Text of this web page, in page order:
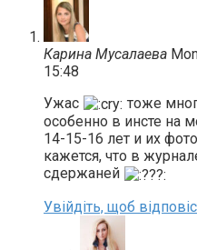
Карина Мусалаева
15:48
Ужас
тоже
особенно в инсте на
14-15-16 лет и их
кажется, что в
сдержаней
Увійдіть, щоб